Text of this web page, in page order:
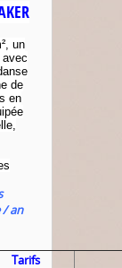
un
avec
de
en
an
Tarifs